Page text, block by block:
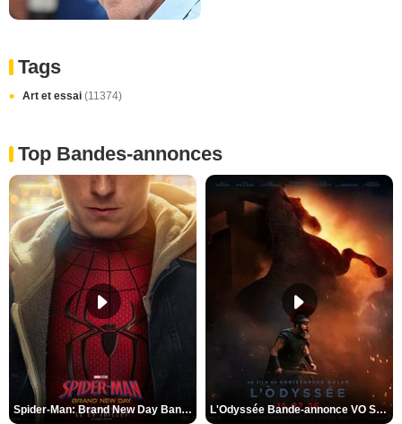
Tags
Art et essai (11374)
Top Bandes-annonces
Spider-Man: Brand New Day Bande-annonce VO STFR L'Odyssée Bande-annonce VO STFR